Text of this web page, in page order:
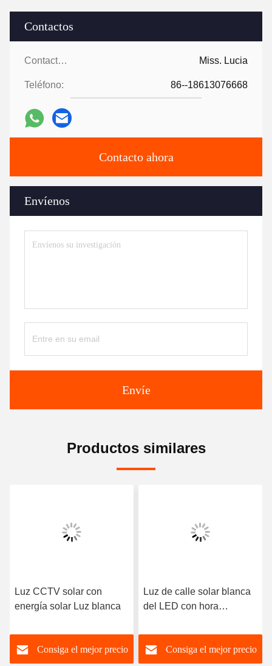
Contactos
Contactos: Miss. Lucia
Teléfono: 86--18613076668
Contacto ahora
Envíenos
Envíe
Productos similares
Luz CCTV solar con
energía solar Luz blanca
Consiga el mejor precio
Luz de calle solar blanca
del LED con hora
CCTV 8-24h
Consiga el mejor precio